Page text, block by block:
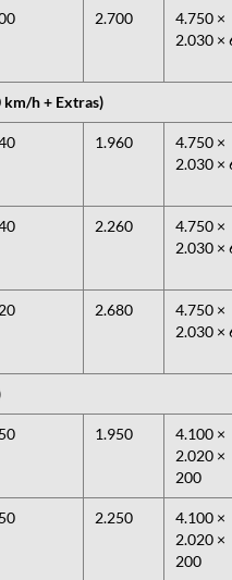
2.700
4.750 ×
2.030 ×
h + Extras)
1.960
4.750 ×
2.030 ×
2.260
4.750 ×
2.030 ×
2.680
4.750 ×
2.030 ×
1.950
4.100 ×
2.020 ×
200
2.250
4.100 ×
2.020 ×
200